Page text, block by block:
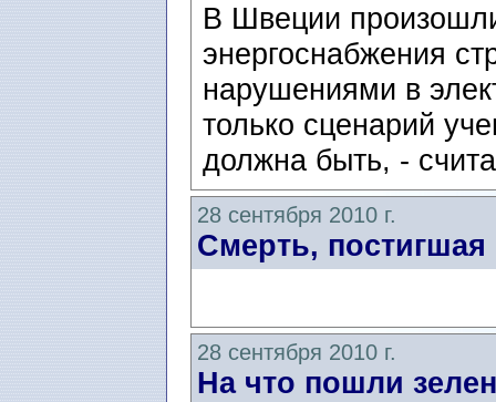
В Швеции
энергоснабжения
нарушениями в
только сценарий
должна быть, -
28 сентября 2010 г.
Смерть,
28 сентября 2010 г.
На что пошли